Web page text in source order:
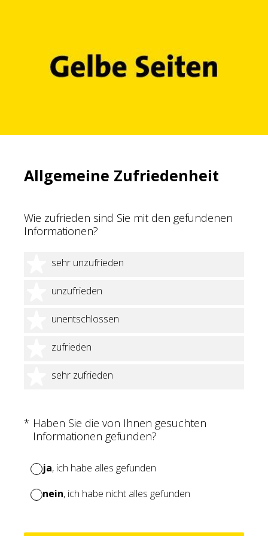
Allgemeine Zufriedenheit
Wie zufrieden sind Sie mit den gefundenen
Informationen?
sehr unzufrieden
1 Stern
unzufrieden
2 Sterne
unentschlossen
3 Sterne
zufrieden
4 Sterne
sehr zufrieden
5 Sterne
* Haben Sie die von Ihnen gesuchten
Informationen gefunden?
(Erforderlich.)
ja, ich habe alles gefunden
nein, ich habe nicht alles gefunden